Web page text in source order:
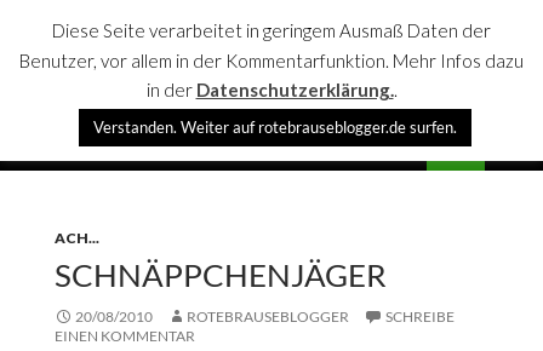
rotebrauseblogger
SPRINGE
ACH...
SCHNÄPPCHENJÄGER
20/08/2010 ROTEBRAUSEBLOGGER
SCHREIBE
EINEN KOMMENTAR
Diese Seite verarbeitet in geringem Ausmaß Daten der
Benutzer, vor allem in der Kommentarfunktion. Mehr Infos dazu
in der Datenschutzerklärung..
Verstanden. Weiter auf rotebrauseblogger.de surfen.